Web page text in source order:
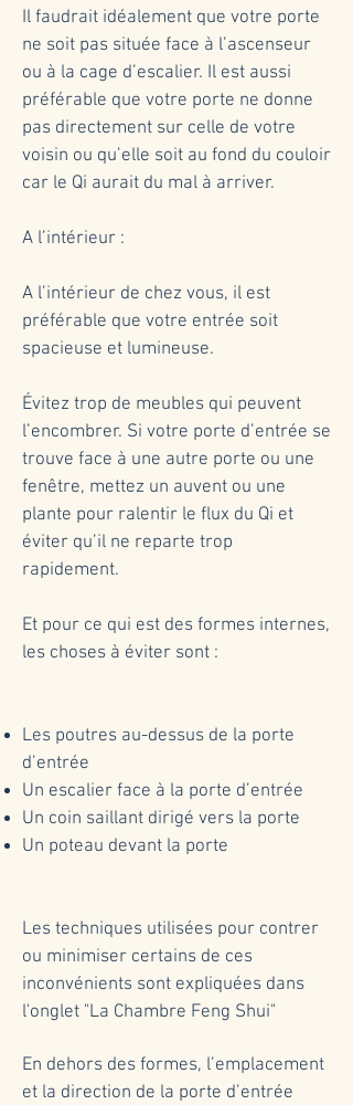
Il faudrait idéalement que votre porte
ne soit pas située face à l’ascenseur
ou à la cage d’escalier. Il est aussi
préférable que votre porte ne donne
pas directement sur celle de votre
voisin ou qu’elle soit au fond du couloir
car le Qi aurait du mal à arriver.
A l’intérieur :
A l’intérieur de chez vous, il est
préférable que votre entrée soit
spacieuse et lumineuse.
Évitez trop de meubles qui peuvent
l’encombrer. Si votre porte d’entrée se
trouve face à une autre porte ou une
fenêtre, mettez un auvent ou une
plante pour ralentir le flux du Qi et
éviter qu’il ne reparte trop
rapidement.
Et pour ce qui est des formes internes,
les choses à éviter sont :
Les poutres au-dessus de la porte
d’entrée
Un escalier face à la porte d’entrée
Un coin saillant dirigé vers la porte
Un poteau devant la porte
Les techniques utilisées pour contrer
ou minimiser certains de ces
inconvénients sont expliquées dans
l'onglet "La Chambre Feng Shui"
En dehors des formes, l’emplacement
et la direction de la porte d’entrée